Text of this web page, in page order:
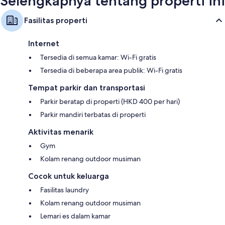
Fasilitas properti
Internet
Tersedia di semua kamar: Wi-Fi gratis
Tersedia di beberapa area publik: Wi-Fi gratis
Tempat parkir dan transportasi
Parkir beratap di properti (HKD 400 per hari)
Parkir mandiri terbatas di properti
Aktivitas menarik
Gym
Kolam renang outdoor musiman
Cocok untuk keluarga
Fasilitas laundry
Kolam renang outdoor musiman
Lemari es dalam kamar